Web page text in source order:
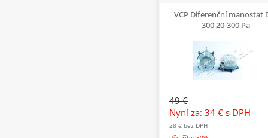
VCP Diferenční manostat
300 20-300 Pa
49 €
Nyní za: 34 € s DPH
28 € bez DPH